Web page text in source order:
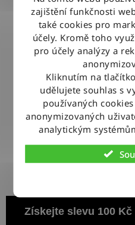
zajištění funkčnosti
také cookies pro
účely. Kromě toho
pro účely analýzy a
Kliknutím na
udělujete souhlas s
používaných
anonymizovaných
analytickým
r
Při nákupu nad 2500 Kč
BLESKOVÉ
Objednávky odesíláme
100% ZBOŽÍ
Veškeré vystavené
VÝMĚNA ZBOŽÍ
Nevyhovující zboží
Získejte slevu 100